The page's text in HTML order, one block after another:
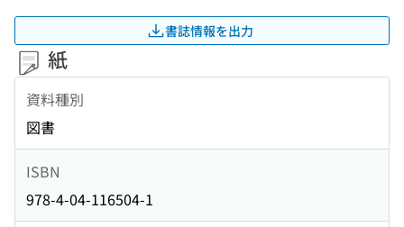
書誌情報を出力
紙
資料種別
図書
ISBN
978-4-04-116504-1